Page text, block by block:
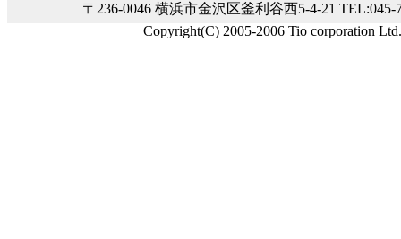
〒236-0046 横浜市金沢区釜利谷西5-4-21
Copyright(C) 2005-2006 Tio corporation